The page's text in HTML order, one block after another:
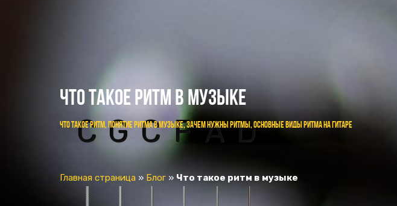
ЧТО ТАКОЕ РИТМ В МУЗЫКЕ
Что такое ритм, понятие ритма в музыке, зачем нужны ритмы, основные виды ритма на гитаре
Главная страница » Блог » Что такое ритм в музыке
C G C F A D